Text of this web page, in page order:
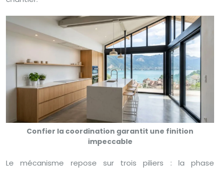
Confier la coordination garantit une finition
impeccable
Le mécanisme repose sur trois piliers : la phase